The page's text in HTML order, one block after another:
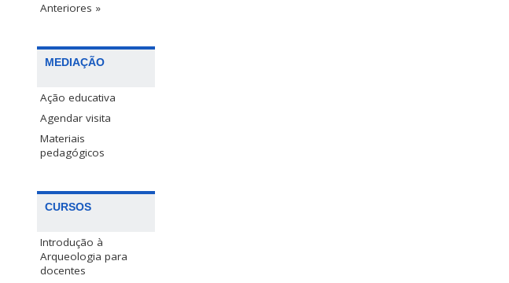
Anteriores »
MEDIAÇÃO
Ação educativa
Agendar visita
Materiais
pedagógicos
CURSOS
Introdução à
Arqueologia para
docentes